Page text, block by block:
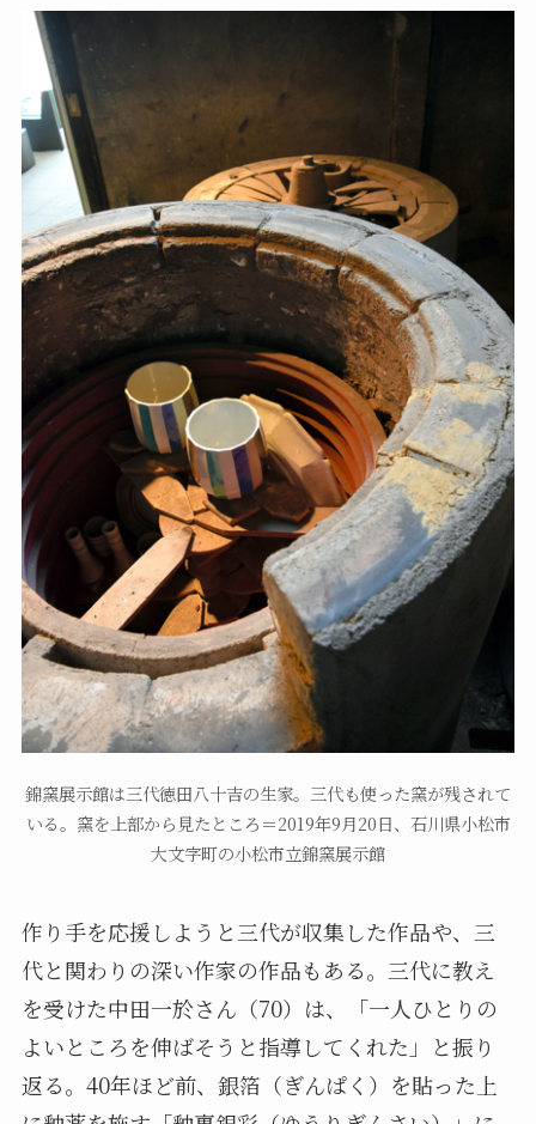
錦窯展示館は三代徳田八十吉の生家。三代も使った窯が残されて
いる。窯を上部から見たところ＝2019年9月20日、石川県小松市
大文字町の小松市立錦窯展示館
作り手を応援しようと三代が収集した作品や、三
代と関わりの深い作家の作品もある。三代に教え
を受けた中田一於さん（70）は、「一人ひとりの
よいところを伸ばそうと指導してくれた」と振り
返る。40年ほど前、銀箔（ぎんぱく）を貼った上